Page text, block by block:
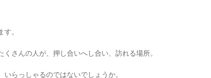
。
くさんの人が、押し合いへし合い、訪れる場所。
らっしゃるのではないでしょうか。